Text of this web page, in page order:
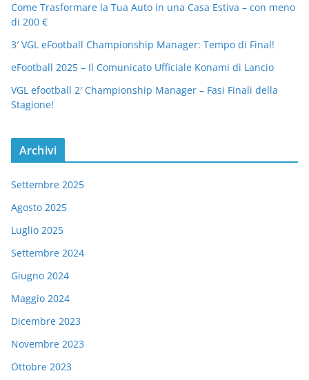
Come Trasformare la Tua Auto in una Casa Estiva – con meno
di 200 €
3′ VGL eFootball Championship Manager: Tempo di Final!
eFootball 2025 – Il Comunicato Ufficiale Konami di Lancio
VGL efootball 2′ Championship Manager – Fasi Finali della
Stagione!
Archivi
Settembre 2025
Agosto 2025
Luglio 2025
Settembre 2024
Giugno 2024
Maggio 2024
Dicembre 2023
Novembre 2023
Ottobre 2023